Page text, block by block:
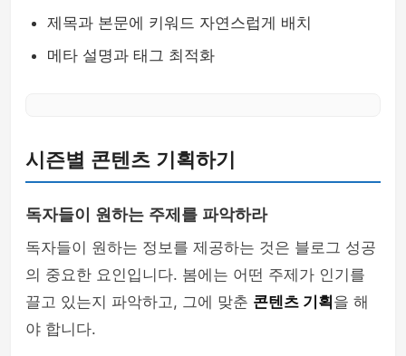
제목과 본문에 키워드 자연스럽게 배치
메타 설명과 태그 최적화
시즌별 콘텐츠 기획하기
독자들이 원하는 주제를 파악하라
독자들이 원하는 정보를 제공하는 것은 블로그 성공
의 중요한 요인입니다. 봄에는 어떤 주제가 인기를
끌고 있는지 파악하고, 그에 맞춘 콘텐츠 기획 을 해
야 합니다.